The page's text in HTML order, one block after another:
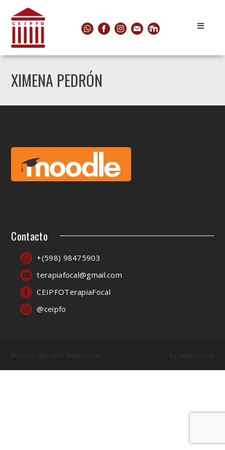
XIMENA PEDRÓN
Contacto
+(598) 98475903
terapiafocal@gmail.com
CEIPFOTerapiaFocal
@ceipfo
© Copyright 2020 Webcom.uy by Webcom.uy